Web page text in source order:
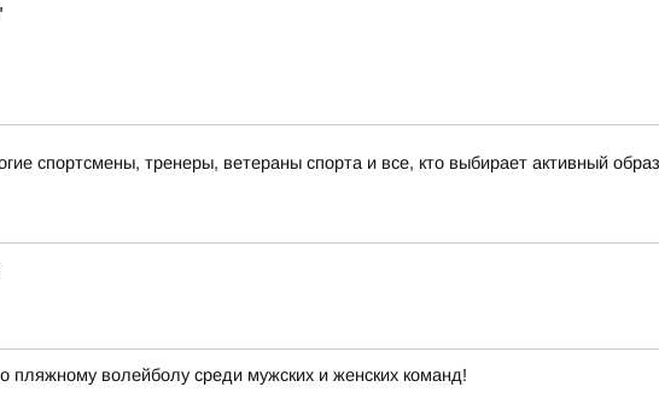
спортсмены, тренеры, ветераны спорта и все, кто выбирает активный
пляжному волейболу среди мужских и женских команд!